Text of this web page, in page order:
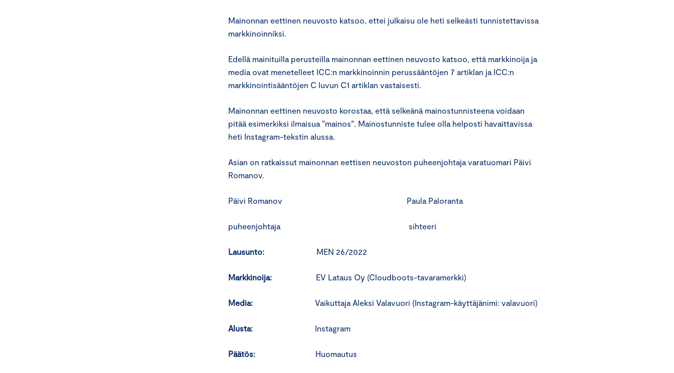
Mainonnan eettinen neuvosto katsoo, ettei julkaisu ole heti selkeästi tunnistettavissa
markkinoinniksi.
Edellä mainituilla perusteilla mainonnan eettinen neuvosto katsoo, että markkinoija ja
media ovat menetelleet ICC:n markkinoinnin perussääntöjen 7 artiklan ja ICC:n
markkinointisääntöjen C luvun C1 artiklan vastaisesti.
Mainonnan eettinen neuvosto korostaa, että selkeänä mainostunnisteena voidaan
pitää esimerkiksi ilmaisua ”mainos”. Mainostunniste tulee olla helposti havaittavissa
heti Instagram-tekstin alussa.
Asian on ratkaissut mainonnan eettisen neuvoston puheenjohtaja varatuomari Päivi
Romanov.
Päivi Romanov Paula Paloranta
puheenjohtaja sihteeri
Lausunto: MEN 26/2022
Markkinoija: EV Lataus Oy (Cloudboots-tavaramerkki)
Media: Vaikuttaja Aleksi Valavuori (Instagram-käyttäjänimi: valavuori)
Alusta: Instagram
Päätös: Huomautus